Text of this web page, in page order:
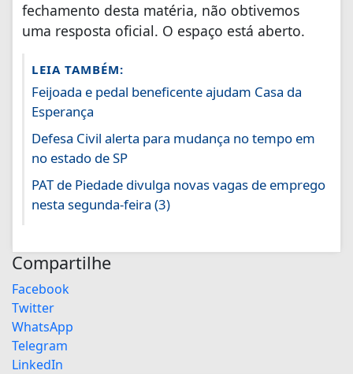
fechamento desta matéria, não obtivemos
uma resposta oficial. O espaço está aberto.
LEIA TAMBÉM:
Feijoada e pedal beneficente ajudam Casa da
Esperança
Defesa Civil alerta para mudança no tempo em
no estado de SP
PAT de Piedade divulga novas vagas de emprego
nesta segunda-feira (3)
Compartilhe
Facebook
Twitter
WhatsApp
Telegram
LinkedIn